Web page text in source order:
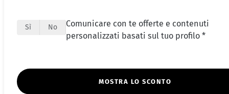
Sì No
Comunicare con te offerte e contenuti
personalizzati basati sul tuo profilo *
MOSTRA LO SCONTO